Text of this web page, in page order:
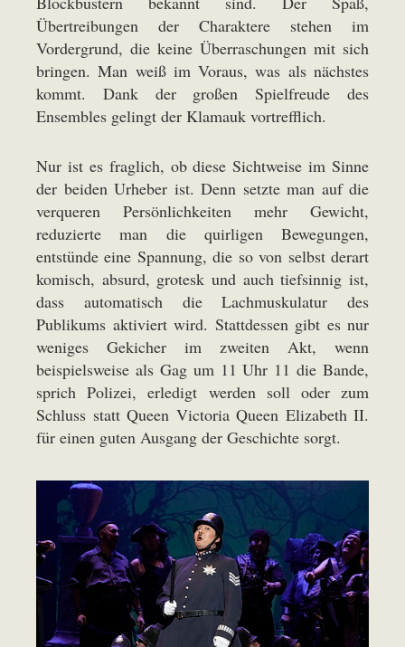
Übertreibungen der Charaktere stehen im
Vordergrund, die keine Überraschungen mit sich
bringen. Man weiß im Voraus, was als nächstes
kommt. Dank der großen Spielfreude des
Ensembles gelingt der Klamauk vortrefflich.
Nur ist es fraglich, ob diese Sichtweise im Sinne
der beiden Urheber ist. Denn setzte man auf die
verqueren Persönlichkeiten mehr Gewicht,
reduzierte man die quirligen Bewegungen,
entstünde eine Spannung, die so von selbst derart
komisch, absurd, grotesk und auch tiefsinnig ist,
dass automatisch die Lachmuskulatur des
Publikums aktiviert wird. Stattdessen gibt es nur
weniges Gekicher im zweiten Akt, wenn
beispielsweise als Gag um 11 Uhr 11 die Bande,
sprich Polizei, erledigt werden soll oder zum
Schluss statt Queen Victoria Queen Elizabeth II.
für einen guten Ausgang der Geschichte sorgt.